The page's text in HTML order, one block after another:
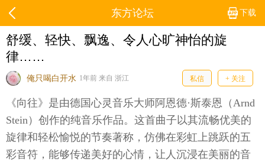
下载
东方论坛
舒缓、轻快、飘逸、令人心旷神怡的旋
律……
俺只喝白开水 1年前 来自 浙江 私信 + 关注
《向往》‌是由德国心灵音乐大师阿恩德·斯泰恩（Arnd
Stein）创作的纯音乐作品。这首曲子以其流畅优美的
旋律和轻松愉悦的节奏著称，仿佛在彩虹上跳跃的五
彩音符，能够传递美好的心情，让人沉浸在美丽的音